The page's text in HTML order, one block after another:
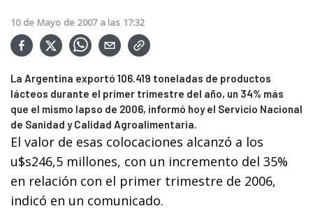
10 de Mayo de 2007 a las 17:32
La Argentina exportó 106.419 toneladas de productos
lácteos durante el primer trimestre del año, un 34% más
que el mismo lapso de 2006, informó hoy el Servicio Nacional
de Sanidad y Calidad Agroalimentaria.
El valor de esas colocaciones alcanzó a los
u$s246,5 millones, con un incremento del 35%
en relación con el primer trimestre de 2006,
indicó en un comunicado.